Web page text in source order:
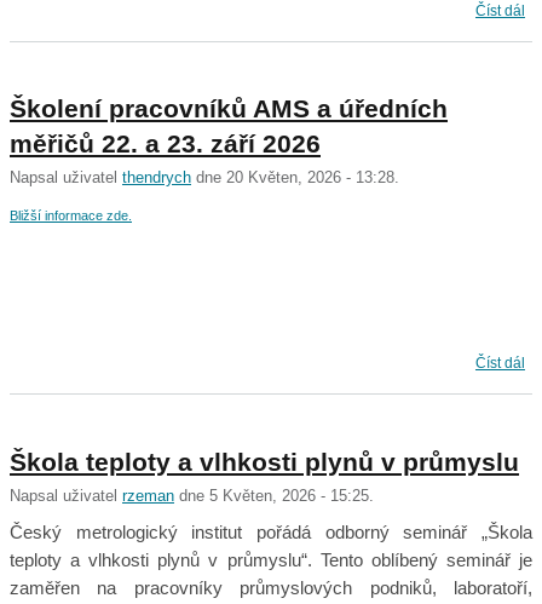
Číst dál
Školení pracovníků AMS a úředních
měřičů 22. a 23. září 2026
Napsal uživatel thendrych dne 20 Květen, 2026 - 13:28.
Bližší informace zde.
Číst dál
Škola teploty a vlhkosti plynů v průmyslu
Napsal uživatel rzeman dne 5 Květen, 2026 - 15:25.
Český metrologický institut pořádá odborný seminář „Škola
teploty a vlhkosti plynů v průmyslu“. Tento oblíbený seminář je
zaměřen na pracovníky průmyslových podniků, laboratoří,